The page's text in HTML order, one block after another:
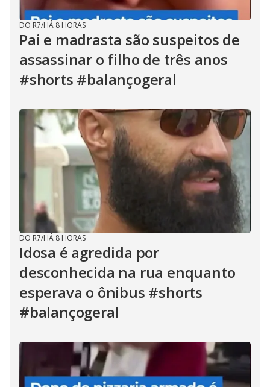
DO R7/HÁ 8 HORAS
Pai e madrasta são suspeitos de
assassinar o filho de três anos
#shorts #balançogeral
DO R7/HÁ 8 HORAS
Idosa é agredida por
desconhecida na rua enquanto
esperava o ônibus #shorts
#balançogeral